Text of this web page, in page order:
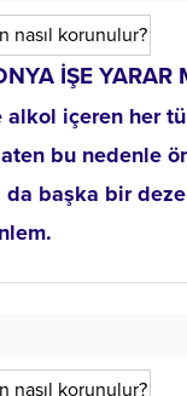
İŞE YARAR
içeren her
bu nedenle
da başka bir